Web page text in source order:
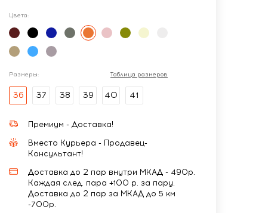
Цвета:
Размеры: Таблица размеров
36 37 38 39 40 41
Премиум - Доставка!
Вместо Курьера - Продавец-
Консультант!
Доставка до 2 пар внутри МКАД - 490р.
Каждая след. пара +100 р. за пару.
Доставка до 2 пар за МКАД до 5 км
-700р.